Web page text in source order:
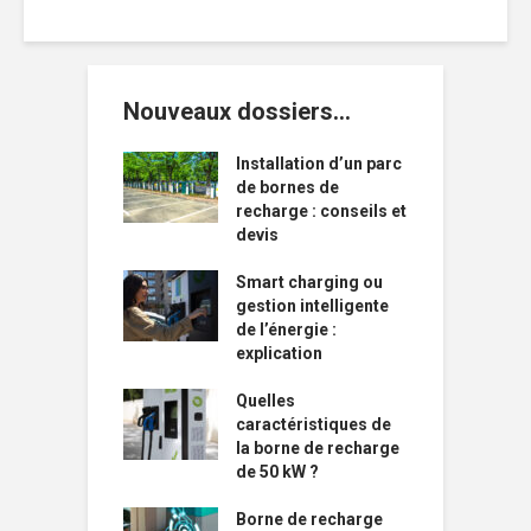
Nouveaux dossiers…
Installation d’un parc
de bornes de
recharge : conseils et
devis
Smart charging ou
gestion intelligente
de l’énergie :
explication
Quelles
caractéristiques de
la borne de recharge
de 50 kW ?
Borne de recharge